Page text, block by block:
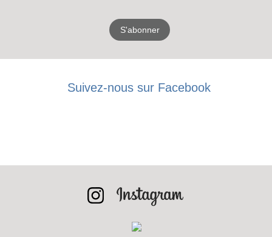
S'abonner
Suivez-nous sur Facebook